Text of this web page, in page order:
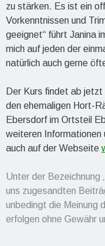
zu stärken. Es ist ein
Vorkenntnissen und
geeignet“ führt Janina
mich auf jeden der
natürlich auch gerne
Der Kurs findet ab
den ehemaligen Hort-
Ebersdorf im Ortsteil
weiteren Informationen
auch auf der Webseite
Unter der Bezeichnung
uns zugesandten
unbedingt die Meinung
erfolgen ohne Gewähr